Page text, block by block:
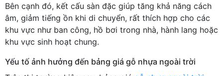
Bên cạnh đó, kết cấu sàn đặc giúp tăng khả năng cách
âm, giảm tiếng ồn khi di chuyển, rất thích hợp cho các
khu vực như ban công, hồ bơi trong nhà, hành lang hoặc
khu vực sinh hoạt chung.
Yếu tố ảnh hưởng đến bảng giá gỗ nhựa ngoài trời